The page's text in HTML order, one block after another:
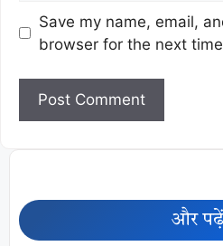
Save my name, email,
browser for the next
और पढ़ें